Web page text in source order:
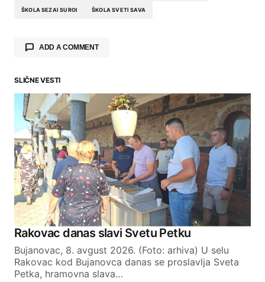
ŠKOLA SEZAI SUROI ŠKOLA SVETI SAVA
ADD A COMMENT
Your email address will not be published.
Required fields are marked*
Comment*
Your Name
Your E-mail
SLIČNE VESTI
Rakovac danas slavi Svetu Petku
Bujanovac, 8. avgust 2026. (Foto: arhiva) U selu
Rakovac kod Bujanovca danas se proslavlja Sveta
Petka, hramovna slava…